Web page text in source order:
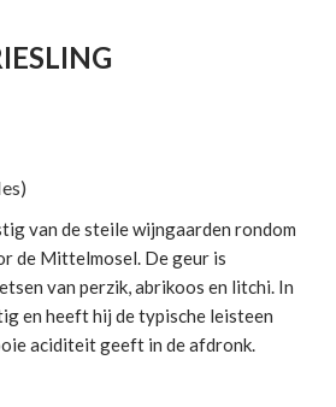
van de steile wijngaarden rondom
de Mittelmosel. De geur is
van perzik, abrikoos en litchi. In
en heeft hij de typische leisteen
aciditeit geeft in de afdronk.